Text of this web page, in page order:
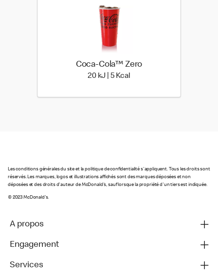
Coca-Cola™ Zero
20 kJ | 5 Kcal
Les conditions générales du site et la politique de confidentialité s'appliquent. Tous les droits sont
réservés. Les marques, logos et illustrations affichés sont des marques déposées et non
déposées et des droits d'auteur de McDonald's, sauf lorsque la propriété d'un tiers est indiquée.
© 2023 McDonald's.
A propos
Engagement
Services